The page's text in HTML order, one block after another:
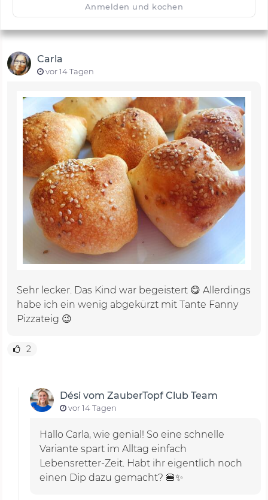
Anmelden und kochen
Carla
vor 14 Tagen
Sehr lecker. Das Kind war begeistert 😋 Allerdings
habe ich ein wenig abgekürzt mit Tante Fanny
Pizzateig 😉
2
Dési vom ZauberTopf Club Team
vor 14 Tagen
Hallo Carla, wie genial! So eine schnelle
Variante spart im Alltag einfach
Lebensretter-Zeit. Habt ihr eigentlich noch
einen Dip dazu gemacht? 🍔✨